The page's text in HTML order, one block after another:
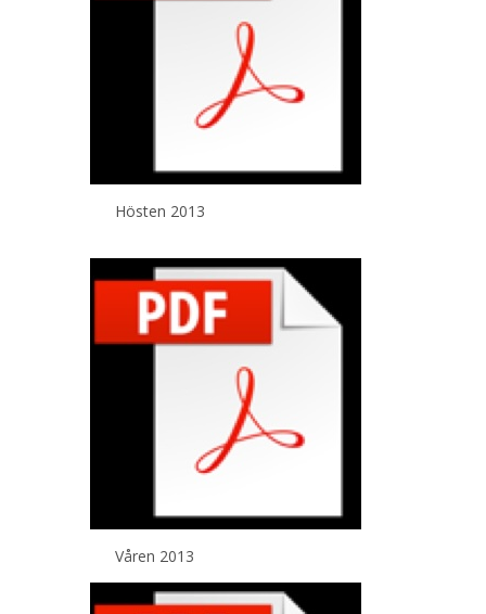
Hösten 2013
Våren 2013